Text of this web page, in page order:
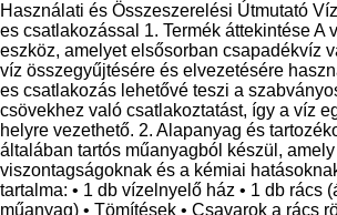
Használati és Összeszerelési Útmutató
es csatlakozással 1. Termék áttekintése A
eszköz, amelyet elsősorban csapadékvíz
víz összegyűjtésére és elvezetésére
es csatlakozás lehetővé teszi a
csövekhez való csatlakoztatást, így a víz
helyre vezethető. 2. Alapanyag és
általában tartós műanyagból készül,
viszontagságoknak és a kémiai
tartalma: • 1 db vízelnyelő ház • 1 db rács
műanyag) • Tömítések • Csavarok a rács